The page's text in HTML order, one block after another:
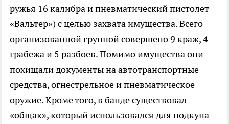
ружья 16 калибра и пневматический пистолет
«Вальтер») с целью захвата имущества. Всего
организованной группой совершено 9 краж, 4
грабежа и 5 разбоев. Помимо имущества они
похищали документы на автотранспортные
средства, огнестрельное и пневматическое
оружие. Кроме того, в банде существовал
«общак», который использовался для подкупа